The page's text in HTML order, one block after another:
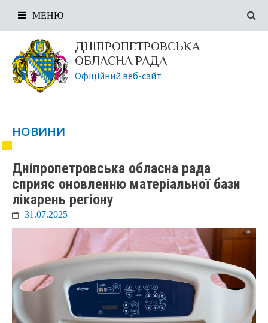
ДНІПРОПЕТРОВСЬКА
ОБЛАСНА РАДА
Офіційний веб-сайт
МЕНЮ
НОВИНИ
Дніпропетровська обласна рада
сприяє оновленню матеріальної бази
лікарень регіону
31.07.2025